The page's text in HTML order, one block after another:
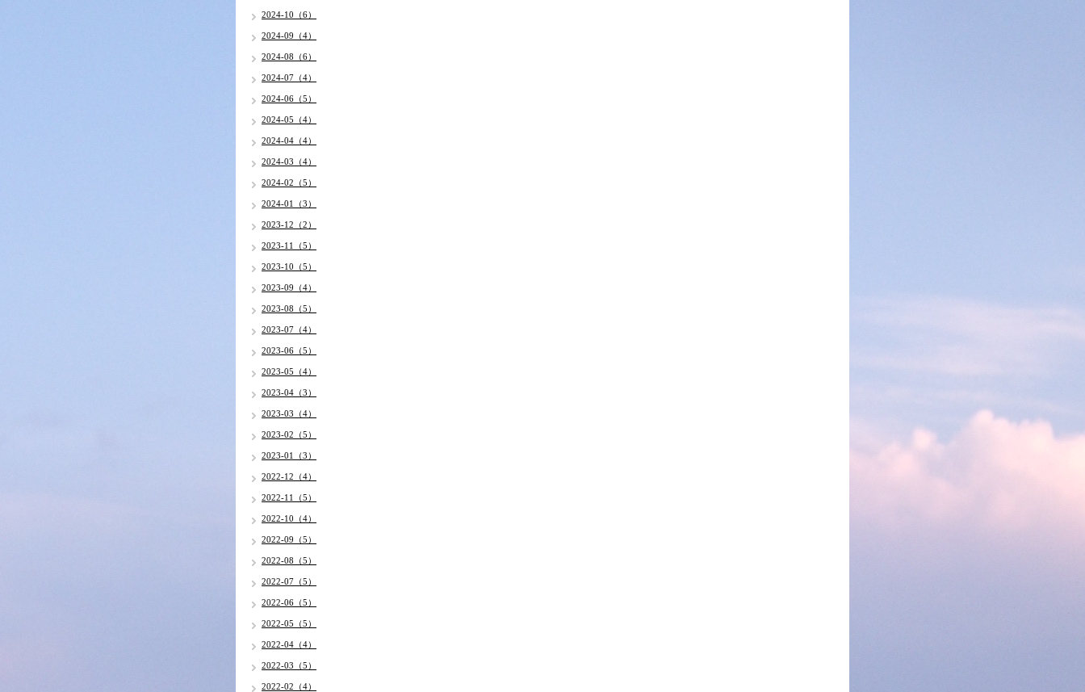
2024-10（6）
2024-09（4）
2024-08（6）
2024-07（4）
2024-06（5）
2024-05（4）
2024-04（4）
2024-03（4）
2024-02（5）
2024-01（3）
2023-12（2）
2023-11（5）
2023-10（5）
2023-09（4）
2023-08（5）
2023-07（4）
2023-06（5）
2023-05（4）
2023-04（3）
2023-03（4）
2023-02（5）
2023-01（3）
2022-12（4）
2022-11（5）
2022-10（4）
2022-09（5）
2022-08（5）
2022-07（5）
2022-06（5）
2022-05（5）
2022-04（4）
2022-03（5）
2022-02（4）